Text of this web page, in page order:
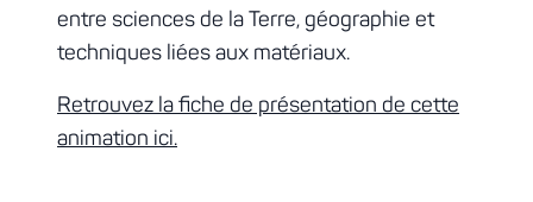
entre sciences de la Terre, géographie et
techniques liées aux matériaux.
Retrouvez la fiche de présentation de cette
animation ici.